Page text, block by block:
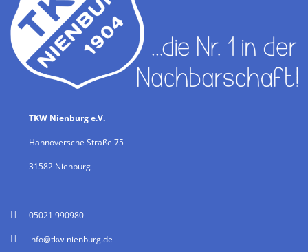
TKW Nienburg e.V.
Hannoversche Straße 75
31582 Nienburg
05021 990980
info@tkw-nienburg.de